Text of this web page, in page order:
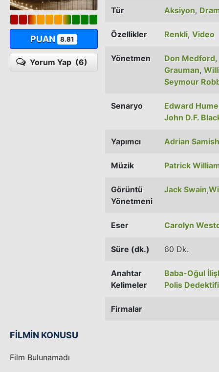
PUAN 8.81
Yorum Yap (6)
Tür Aksiyon,
Özellikler Renkli, Video
Yönetmen Don Medford,
Grauman,
Seymour
Senaryo Edward Hume
John D.F.
Yapımcı Adrian Samish
Müzik Patrick
Görüntü
Yönetmeni
Jack Swain,
Eser Carolyn
Süre (dk.) 60 Dk.
Anahtar
Kelimeler
Baba-Oğul
Polis Dedektifi
Firmalar
FİLMİN KONUSU
Film Bulunamadı